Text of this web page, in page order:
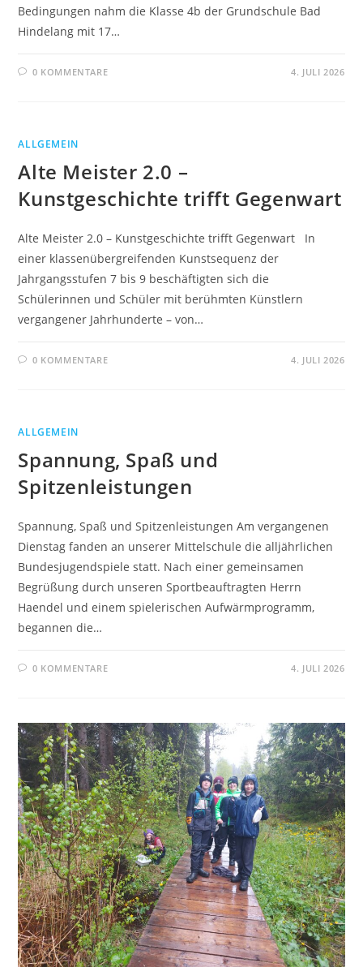
Bedingungen nahm die Klasse 4b der Grundschule Bad
Hindelang mit 17…
0 KOMMENTARE 4. JULI 2026
ALLGEMEIN
Alte Meister 2.0 –
Kunstgeschichte trifft Gegenwart
Alte Meister 2.0 – Kunstgeschichte trifft Gegenwart In
einer klassenübergreifenden Kunstsequenz der
Jahrgangsstufen 7 bis 9 beschäftigten sich die
Schülerinnen und Schüler mit berühmten Künstlern
vergangener Jahrhunderte – von…
0 KOMMENTARE 4. JULI 2026
ALLGEMEIN
Spannung, Spaß und
Spitzenleistungen
Spannung, Spaß und Spitzenleistungen Am vergangenen
Dienstag fanden an unserer Mittelschule die alljährlichen
Bundesjugendspiele statt. Nach einer gemeinsamen
Begrüßung durch unseren Sportbeauftragten Herrn
Haendel und einem spielerischen Aufwärmprogramm,
begannen die…
0 KOMMENTARE 4. JULI 2026